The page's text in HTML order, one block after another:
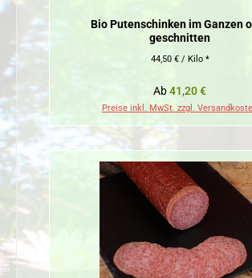
Bio Putenschinken im Ganzen
geschnitten
44,50 € / Kilo *
Regulärer Preis:
Ab41,20 €
Preise inkl. MwSt. zzgl.